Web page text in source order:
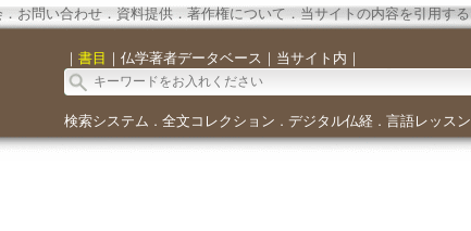
． お問い合わせ． 資料提供． 著作権について．当サイトの内容を引用する
｜ 書目 ｜ 仏学著者データベース ｜ 当サイト内 ｜
検索システム ． 全文コレクション ． デジタル仏経． 言語レッスン